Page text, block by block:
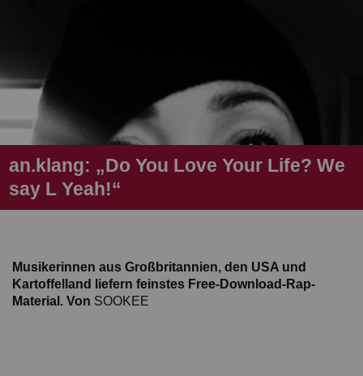
an.klang: „Do You Love Your Life? We
say L Yeah!“
Musikerinnen aus Großbritannien, den USA und
Kartoffelland liefern feinstes Free-Download-Rap-
Material. Von SOOKEE